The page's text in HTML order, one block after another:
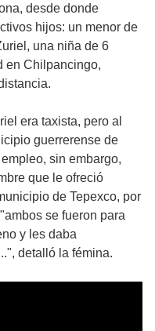
desde donde
hijos: un menor de
una niña de 6
en Chilpancingo,
era taxista, pero al
guerrerense de
sin embargo,
que le ofreció
de Tepexco, por
se fueron para
y les daba
detalló la fémina.